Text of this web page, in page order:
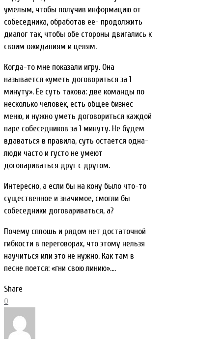
умелым, чтобы получив информацию от
собеседника, обработав ее- продолжить
диалог так, чтобы обе стороны двигались к
своим ожиданиям и целям.
Когда-то мне показали игру. Она
называется «уметь договориться за 1
минуту». Ее суть такова: две команды по
несколько человек, есть общее бизнес
меню, и нужно уметь договориться каждой
паре собеседников за 1 минуту. Не будем
вдаваться в правила, суть остается одна-
люди часто и густо не умеют
договариваться друг с другом.
Интересно, а если бы на кону было что-то
существенное и значимое, смогли бы
собеседники договариваться, а?
Почему сплошь и рядом нет достаточной
гибкости в переговорах, что этому нельзя
научиться или это не нужно. Как там в
песне поется: «гни свою линию»….
Share
0